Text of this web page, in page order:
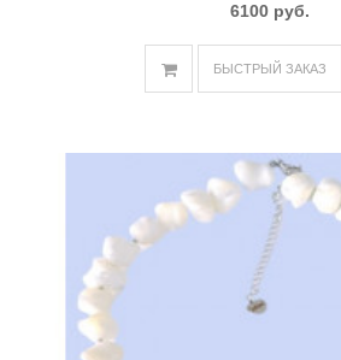
6100 руб.
БЫСТРЫЙ ЗАКАЗ